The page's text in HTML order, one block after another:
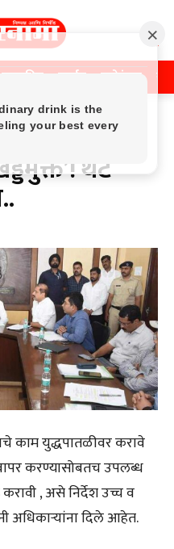
राजकीय क्राईम मनोरंजन
थेट
काम युद्धपातळीवर करावे
करण्यासोबतच उपलब्ध
, असे निर्देश उच्च व
अधिकाऱ्यांना दिले आहेत.